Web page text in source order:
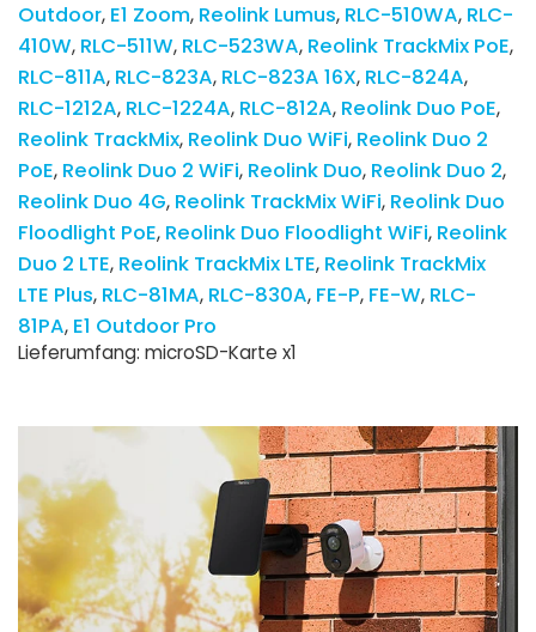
Outdoor E1 Zoom Reolink Lumus RLC-510WA RLC-
410W RLC-511W RLC-523WA Reolink TrackMix PoE
RLC-811A RLC-823A RLC-823A 16X RLC-824A
RLC-1212A RLC-1224A RLC-812A Reolink Duo PoE
Reolink TrackMix Reolink Duo WiFi Reolink Duo 2
PoE Reolink Duo 2 WiFi Reolink Duo Reolink Duo 2
Reolink Duo 4G Reolink TrackMix WiFi Reolink Duo
Floodlight PoE Reolink Duo Floodlight WiFi Reolink
Duo 2 LTE Reolink TrackMix LTE Reolink TrackMix
LTE Plus RLC-81MA RLC-830A FE-P FE-W RLC-
81PA E1 Outdoor Pro
Lieferumfang: microSD-Karte x1